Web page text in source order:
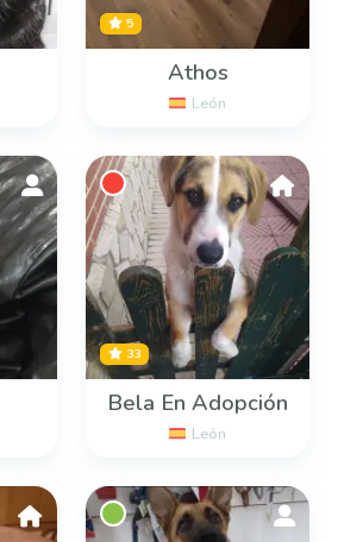
5
Athos
León
33
Bela En Adopción
León